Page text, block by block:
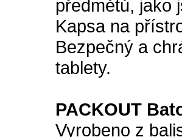
předmětů, jako
Kapsa na
Bezpečný a
tablety.
PACKOUT
Vyrobeno z